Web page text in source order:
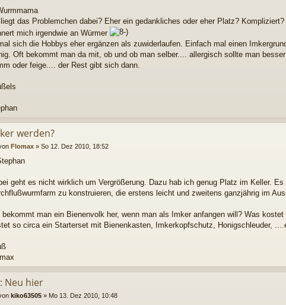
das Problemchen dabei? Eher ein gedankliches oder eher Platz?
mich irgendwie an Würmer
sich die Hobbys eher ergänzen als zuwiderlaufen. Einfach mal einen
Oft bekommt man da mit, ob und ob man selber.... allergisch sollte man
oder feige.... der Rest gibt sich dann.
werden?
Flomax» So 12. Dez 2010, 18:52
geht es nicht wirklich um Vergrößerung. Dazu hab ich genug Platz im Keller.
zu konstruieren, die erstens leicht und zweitens ganzjährig im
bekommt man ein Bienenvolk her, wenn man als Imker anfangen will? Was
so circa ein Starterset mit Bienenkasten, Imkerkopfschutz, Honigschleuder,
Neu hier
kiko63505» Mo 13. Dez 2010, 10:48